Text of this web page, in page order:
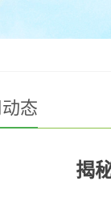
态
揭